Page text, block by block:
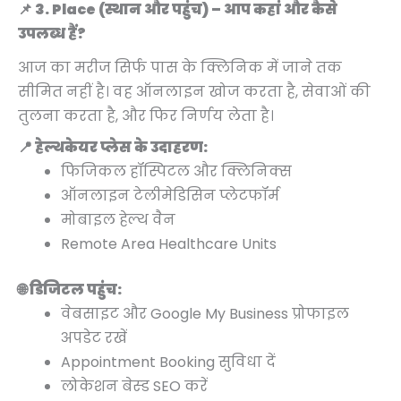
📌 3. Place (स्थान और पहुंच) – आप कहां और कैसे
उपलब्ध हैं?
आज का मरीज सिर्फ पास के क्लिनिक में जाने तक
सीमित नहीं है। वह ऑनलाइन खोज करता है, सेवाओं की
तुलना करता है, और फिर निर्णय लेता है।
📍 हेल्थकेयर प्लेस के उदाहरण:
फिजिकल हॉस्पिटल और क्लिनिक्स
ऑनलाइन टेलीमेडिसिन प्लेटफॉर्म
मोबाइल हेल्थ वैन
Remote Area Healthcare Units
🌐 डिजिटल पहुंच:
वेबसाइट और Google My Business प्रोफाइल
अपडेट रखें
Appointment Booking सुविधा दें
लोकेशन बेस्ड SEO करें